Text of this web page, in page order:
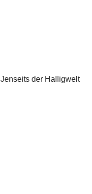
Jenseits der Halligwelt